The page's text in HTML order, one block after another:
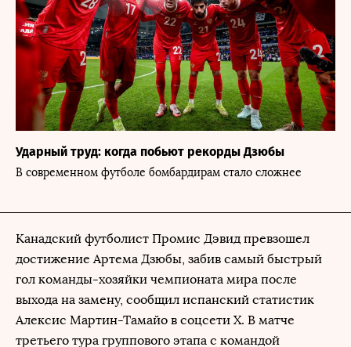
Ударный труд: когда побьют рекорды Дзюбы
В современном футболе бомбардирам стало сложнее
Канадский футболист Промис Дэвид превзошел
достижение Артема Дзюбы, забив самый быстрый
гол команды-хозяйки чемпионата мира после
выхода на замену, сообщил испанский статистик
Алексис Мартин-Тамайо в соцсети Х. В матче
третьего тура группового этапа с командой